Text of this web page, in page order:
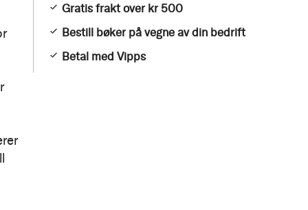
Gratis frakt over kr 500
Bestill bøker på vegne av din bedrift
Betal med Vipps